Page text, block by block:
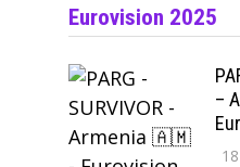
Eurovision 2025
–